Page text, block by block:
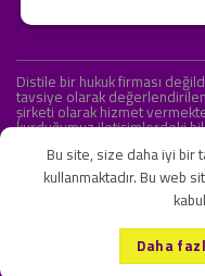
Distile bir hukuk firması
tavsiye olarak
şirketi olarak hizmet
kurduğumuz iletişimlerdeki
KVKK ve
Copyright 2026 ©
Bu site, size daha iyi bir
kullanmaktadır. Bu web
Daha